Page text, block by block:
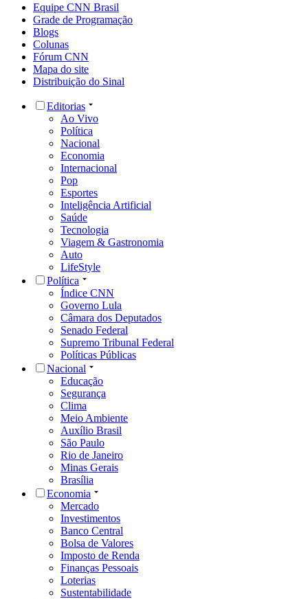
Equipe CNN Brasil
Grade de Programação
Blogs
Colunas
Fórum CNN
Mapa do site
Distribuição do Sinal
Editorias
Ao Vivo
Política
Nacional
Economia
Internacional
Pop
Esportes
Inteligência Artificial
Saúde
Tecnologia
Viagem & Gastronomia
Auto
LifeStyle
Política
Índice CNN
Governo Lula
Câmara dos Deputados
Senado Federal
Supremo Tribunal Federal
Políticas Públicas
Nacional
Educação
Segurança
Clima
Meio Ambiente
Auxílio Brasil
São Paulo
Rio de Janeiro
Minas Gerais
Brasília
Economia
Mercado
Investimentos
Banco Central
Bolsa de Valores
Imposto de Renda
Finanças Pessoais
Loterias
Sustentabilidade